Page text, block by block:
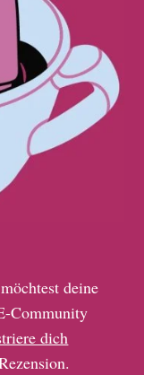
deine
Community
dich